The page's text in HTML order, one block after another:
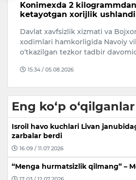
Konimexda 2
ketayotgan xorijlik ushlandi
Davlat xavfsizlik xizmati va
xodimlari hamkorligida Navoiy
o‘tkazilgan tezkor tadbir
15:34 / 05.08.2026
Eng ko‘p o‘qilganlar
Isroil havo kuchlari Livan
zarbalar berdi
16:09 / 11.07.2026
“Menga hurmatsizlik qilmang” –